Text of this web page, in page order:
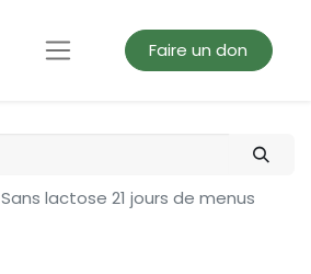
Faire un don
Sans lactose 21 jours de menus